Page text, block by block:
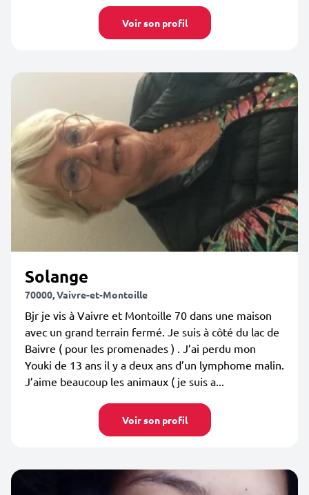
Voir son profil
Solange
70000, Vaivre-et-Montoille
Bjr je vis à Vaivre et Montoille 70 dans une maison
avec un grand terrain fermé. Je suis à côté du lac de
Baivre ( pour les promenades ) . J’ai perdu mon
Youki de 13 ans il y a deux ans d’un lymphome malin.
J’aime beaucoup les animaux ( je suis a...
Voir son profil